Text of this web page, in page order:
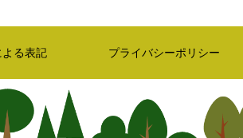
る表記 プライバシーポリシー